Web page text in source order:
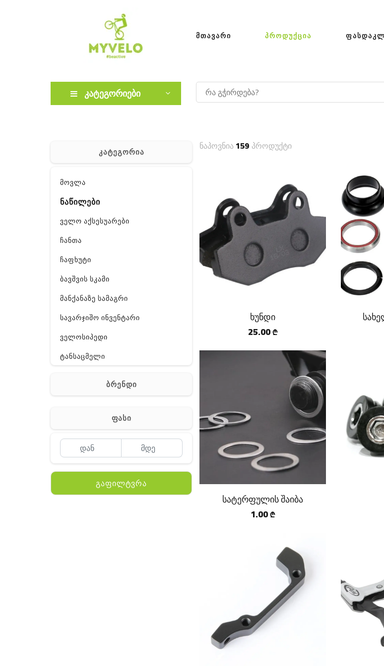
ᲛᲗᲐᲕᲐᲠᲘ ᲞᲠᲝᲓᲣᲥᲪᲘᲐ
კატეგორიები
კატეგორია
მოვლა
ნაწილები
ველო აქსესუარები
ჩანთა
ჩაფხუტი
ბავშვის სკამი
მანქანაზე სამაგრი
სავარჯიშო ინვენტარი
ველოსიპედი
ტანსაცმელი
აქსესუარები
ბრენდი
ფასი
გაფილტვრა
ნაპოვნია159 პროდუქტი
ხუნდი
25.00 ₾
სატერფულის შაიბა
1.00 ₾